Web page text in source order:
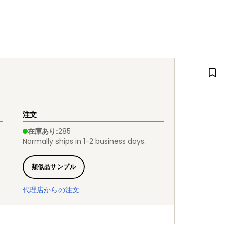
注文
在庫あり :285
Normally ships in 1-2 business days.
類似品サンプル
代理店からの注文